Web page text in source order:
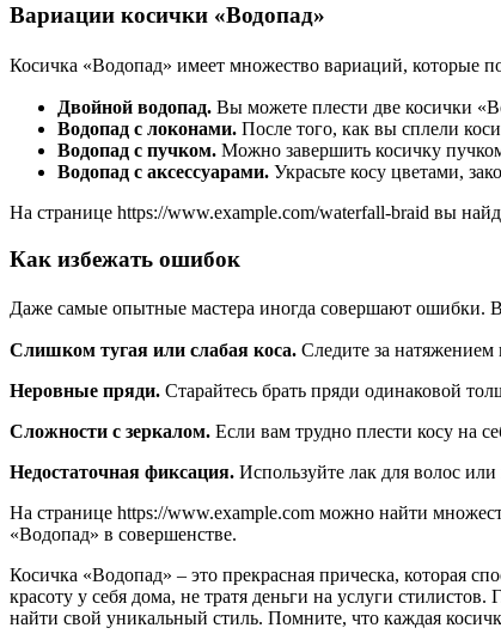
Вариации косички «Водопад»
Косичка «Водопад» имеет множество вариаций, которые
Двойной водопад. Вы можете плести две косички
Водопад с локонами. После того, как вы сплели
Водопад с пучком. Можно завершить косичку
Водопад с аксессуарами. Украсьте косу цветами,
На странице https://www.example.com/waterfall-braid вы
Как избежать ошибок
Даже самые опытные мастера иногда совершают ошибки.
Слишком тугая или слабая коса. Следите за
Неровные пряди. Старайтесь брать пряди одинаковой
Сложности с зеркалом. Если вам трудно плести косу на
Недостаточная фиксация. Используйте лак для волос
На странице https://www.example.com можно найти
«Водопад» в совершенстве.
Косичка «Водопад» – это прекрасная прическа, которая
красоту у себя дома, не тратя деньги на услуги
найти свой уникальный стиль. Помните, что каждая